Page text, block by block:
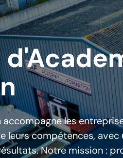
les
leurs compétences, avec
Notre mission :